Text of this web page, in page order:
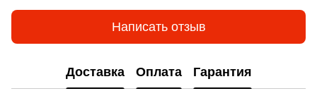
Написать отзыв
Доставка Оплата Гарантия